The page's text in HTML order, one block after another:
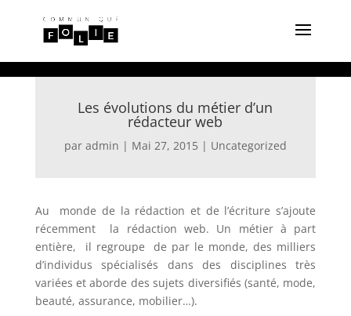
Les évolutions du métier d’un
rédacteur web
par admin | Mai 27, 2015 | Uncategorized
Au monde de la rédaction et de l’écriture s’ajoute
récemment la rédaction web. Un métier à part
entière, il regroupe de par le monde, des milliers
d’individus spécialisés dans des disciplines très
variées et aborde des sujets diversifiés (santé, mode,
beauté, assurance, mobilier…).